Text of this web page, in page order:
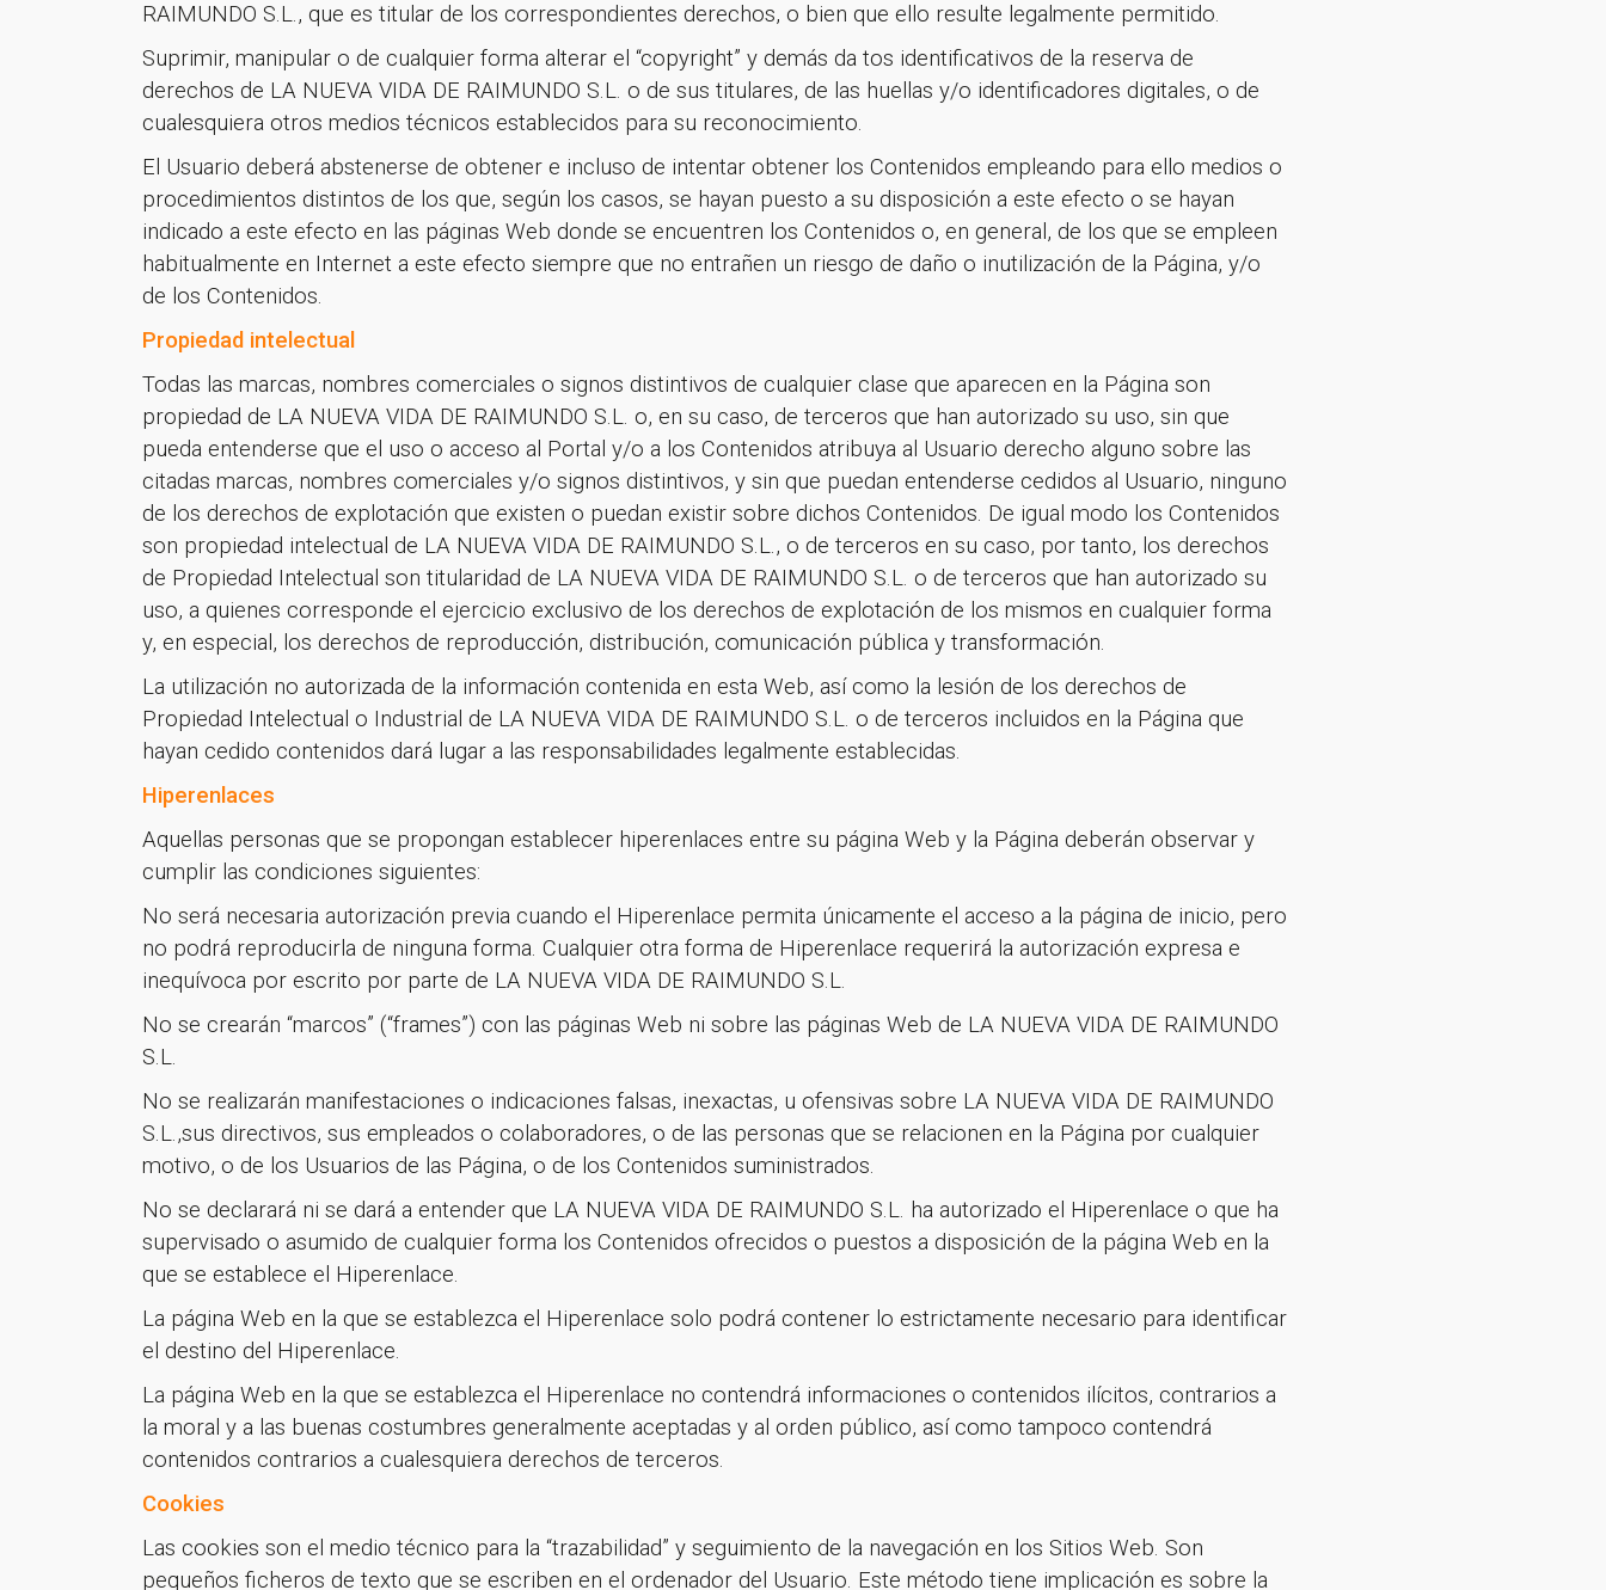
Ir a la home
RAIMUNDO S.L., que es titular de los correspondientes derechos, o bien que ello resulte legalmente permitido.
Suprimir, manipular o de cualquier forma alterar el “copyright” y demás da tos identificativos de la reserva de
derechos de LA NUEVA VIDA DE RAIMUNDO S.L. o de sus titulares, de las huellas y/o identificadores digitales, o de
cualesquiera otros medios técnicos establecidos para su reconocimiento.
El Usuario deberá abstenerse de obtener e incluso de intentar obtener los Contenidos empleando para ello medios o
procedimientos distintos de los que, según los casos, se hayan puesto a su disposición a este efecto o se hayan
indicado a este efecto en las páginas Web donde se encuentren los Contenidos o, en general, de los que se empleen
habitualmente en Internet a este efecto siempre que no entrañen un riesgo de daño o inutilización de la Página, y/o
de los Contenidos.
Propiedad intelectual
Todas las marcas, nombres comerciales o signos distintivos de cualquier clase que aparecen en la Página son
propiedad de LA NUEVA VIDA DE RAIMUNDO S.L. o, en su caso, de terceros que han autorizado su uso, sin que
pueda entenderse que el uso o acceso al Portal y/o a los Contenidos atribuya al Usuario derecho alguno sobre las
citadas marcas, nombres comerciales y/o signos distintivos, y sin que puedan entenderse cedidos al Usuario, ninguno
de los derechos de explotación que existen o puedan existir sobre dichos Contenidos. De igual modo los Contenidos
son propiedad intelectual de LA NUEVA VIDA DE RAIMUNDO S.L., o de terceros en su caso, por tanto, los derechos
de Propiedad Intelectual son titularidad de LA NUEVA VIDA DE RAIMUNDO S.L. o de terceros que han autorizado su
uso, a quienes corresponde el ejercicio exclusivo de los derechos de explotación de los mismos en cualquier forma
y, en especial, los derechos de reproducción, distribución, comunicación pública y transformación.
La utilización no autorizada de la información contenida en esta Web, así como la lesión de los derechos de
Propiedad Intelectual o Industrial de LA NUEVA VIDA DE RAIMUNDO S.L. o de terceros incluidos en la Página que
hayan cedido contenidos dará lugar a las responsabilidades legalmente establecidas.
Hiperenlaces
Aquellas personas que se propongan establecer hiperenlaces entre su página Web y la Página deberán observar y
cumplir las condiciones siguientes:
No será necesaria autorización previa cuando el Hiperenlace permita únicamente el acceso a la página de inicio, pero
no podrá reproducirla de ninguna forma. Cualquier otra forma de Hiperenlace requerirá la autorización expresa e
inequívoca por escrito por parte de LA NUEVA VIDA DE RAIMUNDO S.L.
No se crearán “marcos” (“frames”) con las páginas Web ni sobre las páginas Web de LA NUEVA VIDA DE RAIMUNDO
S.L.
No se realizarán manifestaciones o indicaciones falsas, inexactas, u ofensivas sobre LA NUEVA VIDA DE RAIMUNDO
S.L.,sus directivos, sus empleados o colaboradores, o de las personas que se relacionen en la Página por cualquier
motivo, o de los Usuarios de las Página, o de los Contenidos suministrados.
No se declarará ni se dará a entender que LA NUEVA VIDA DE RAIMUNDO S.L. ha autorizado el Hiperenlace o que ha
supervisado o asumido de cualquier forma los Contenidos ofrecidos o puestos a disposición de la página Web en la
que se establece el Hiperenlace.
La página Web en la que se establezca el Hiperenlace solo podrá contener lo estrictamente necesario para identificar
el destino del Hiperenlace.
La página Web en la que se establezca el Hiperenlace no contendrá informaciones o contenidos ilícitos, contrarios a
la moral y a las buenas costumbres generalmente aceptadas y al orden público, así como tampoco contendrá
contenidos contrarios a cualesquiera derechos de terceros.
Cookies
Las cookies son el medio técnico para la “trazabilidad” y seguimiento de la navegación en los Sitios Web. Son
pequeños ficheros de texto que se escriben en el ordenador del Usuario. Este método tiene implicación es sobre la